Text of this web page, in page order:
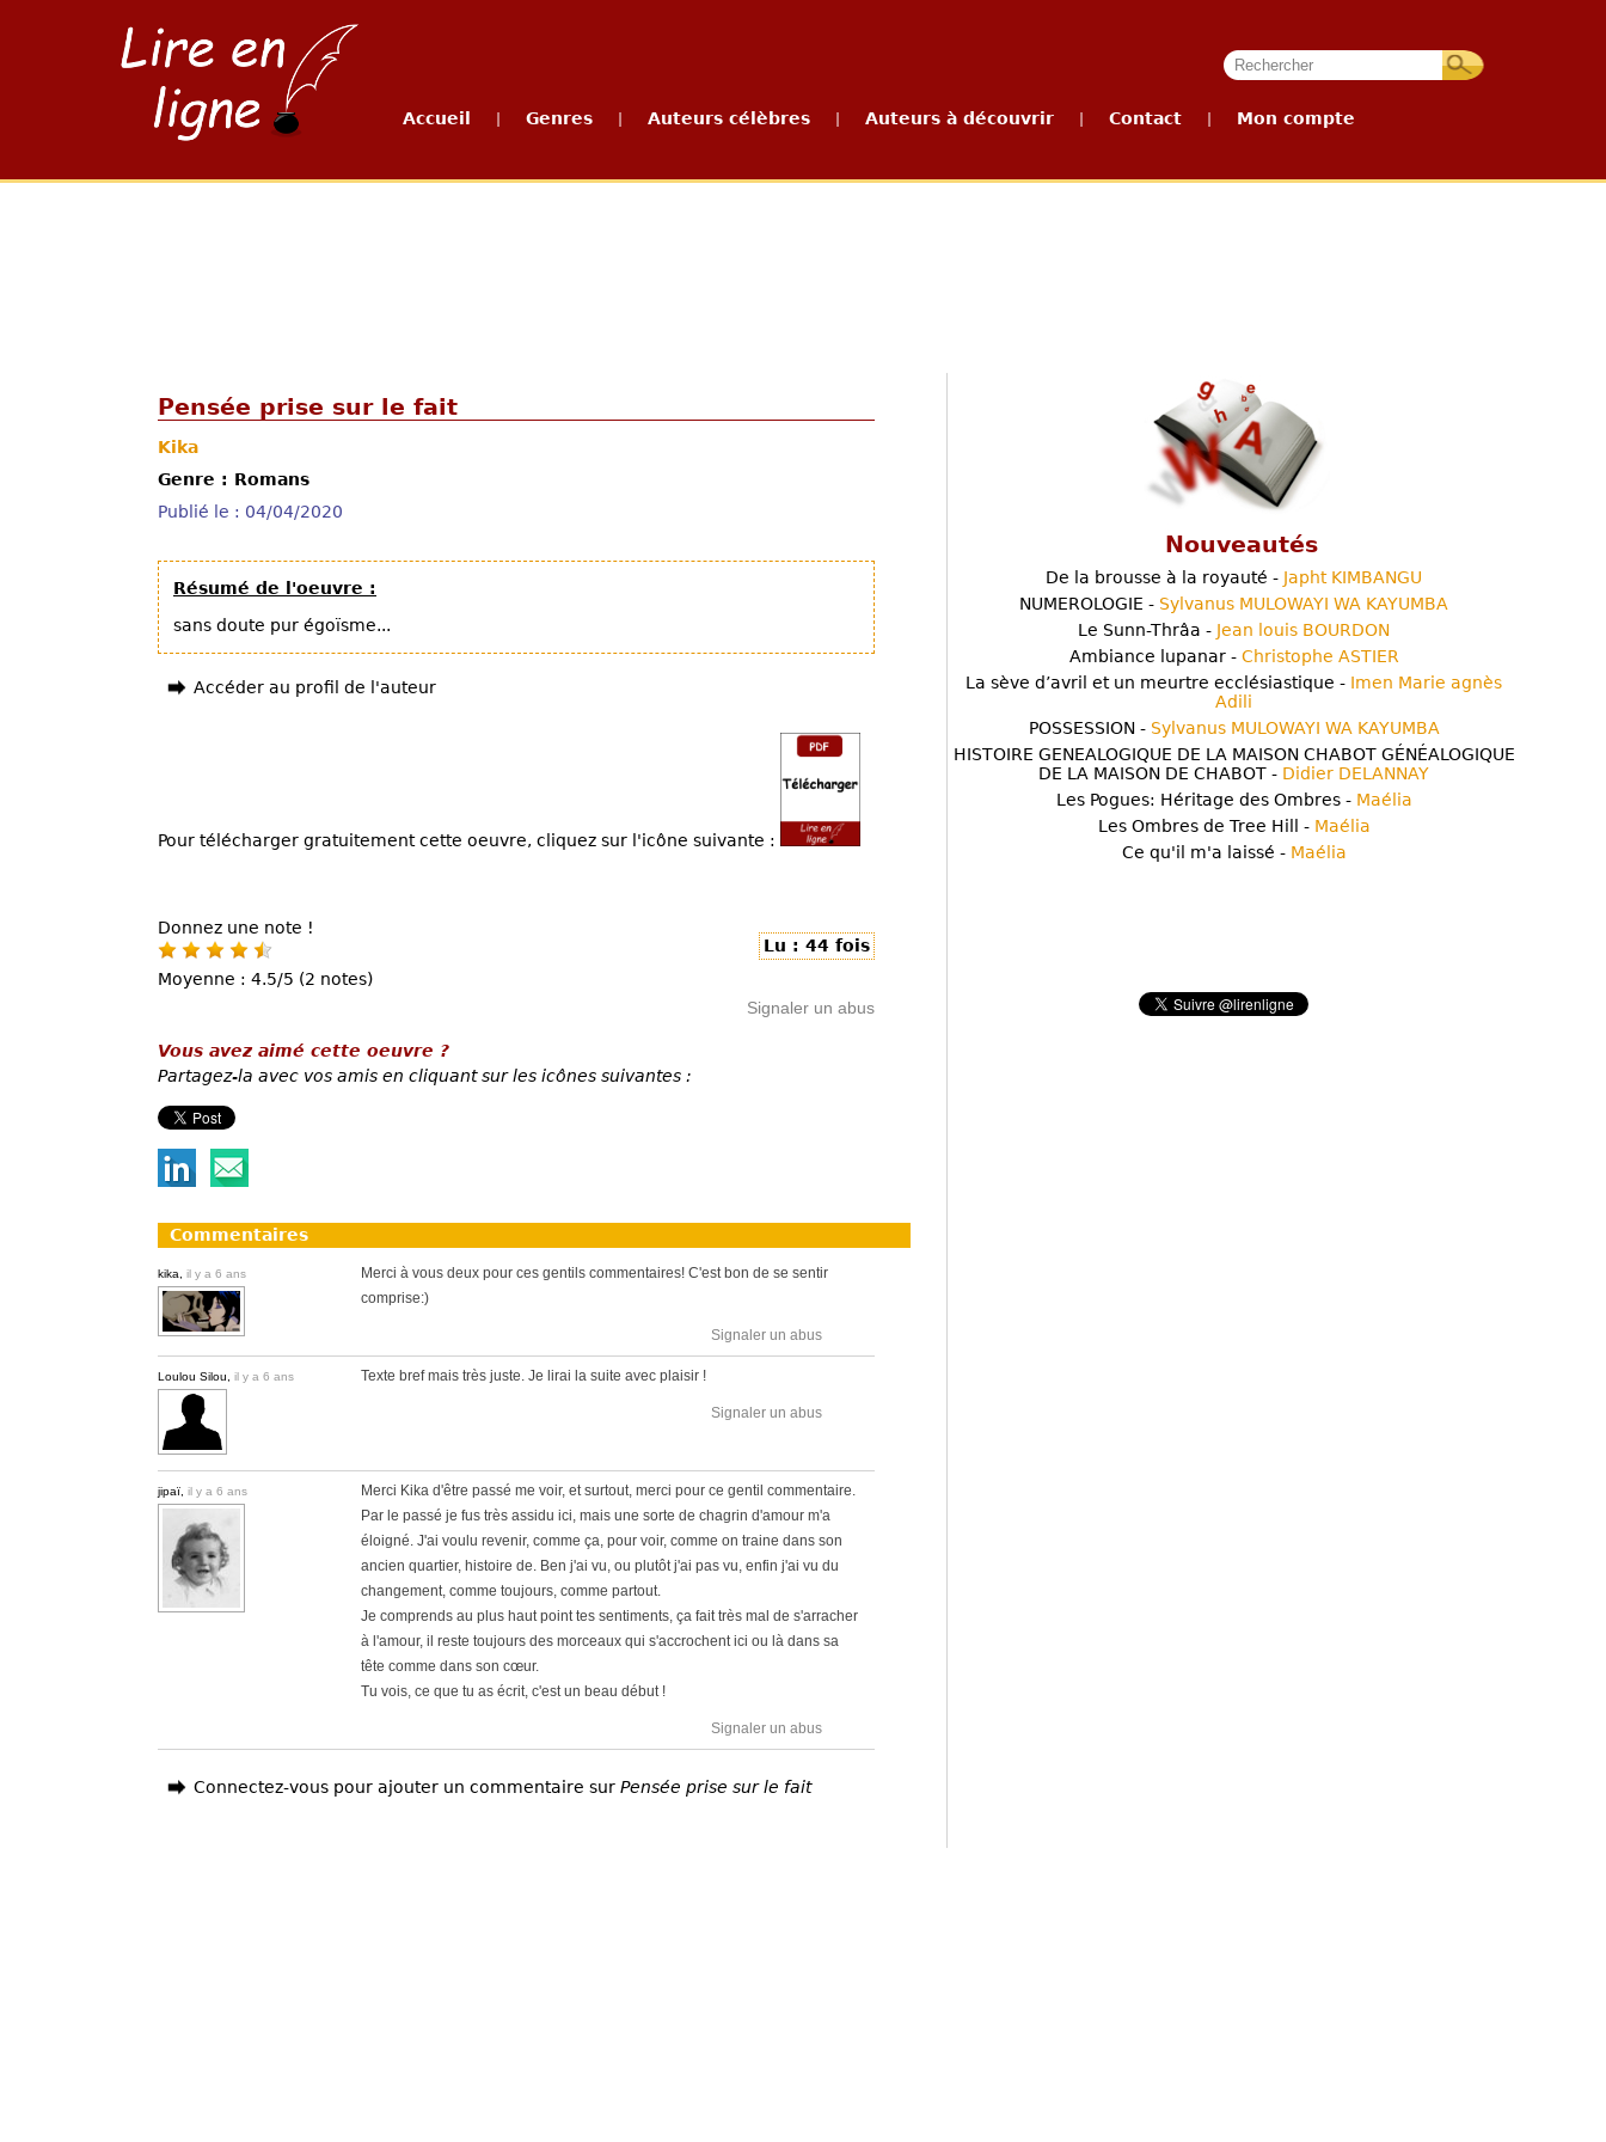
Accueil Genres Auteurs célèbres Auteurs à découvrir Contact Mon compte
Pensée prise sur le fait
Kika
Genre : Romans
Publié le : 04/04/2020
Résumé de l'oeuvre :
sans doute pur égoïsme...
Accéder au profil de l'auteur
Pour télécharger gratuitement cette oeuvre, cliquez sur l'icône suivante :
Donnez une note !
Moyenne : 4.5/5 (2 notes)
Lu : 44 fois
Signaler un abus
Vous avez aimé cette oeuvre ?
Partagez-la avec vos amis en cliquant sur les icônes suivantes :
Commentaires
kika, il y a 6 ans
Merci à vous deux pour ces gentils commentaires! C'est bon de se sentir
comprise:)
Signaler un abus
Loulou Silou, il y a 6 ans Texte bref mais très juste. Je lirai la suite avec plaisir !
Signaler un abus
jipaï, il y a 6 ans
Merci Kika d'être passé me voir, et surtout, merci pour ce gentil commentaire.
Par le passé je fus très assidu ici, mais une sorte de chagrin d'amour m'a
éloigné. J'ai voulu revenir, comme ça, pour voir, comme on traine dans son
ancien quartier, histoire de. Ben j'ai vu, ou plutôt j'ai pas vu, enfin j'ai vu du
changement, comme toujours, comme partout.
Je comprends au plus haut point tes sentiments, ça fait très mal de s'arracher
à l'amour, il reste toujours des morceaux qui s'accrochent ici ou là dans sa
tête comme dans son cœur.
Tu vois, ce que tu as écrit, c'est un beau début !
Signaler un abus
Connectez-vous pour ajouter un commentaire sur Pensée prise sur le fait
Nouveautés
De la brousse à la royauté - Japht KIMBANGU
NUMEROLOGIE - Sylvanus MULOWAYI WA KAYUMBA
Le Sunn-Thrâa - Jean louis BOURDON
Ambiance lupanar - Christophe ASTIER
La sève d’avril et un meurtre ecclésiastique - Imen Marie agnès
Adili
POSSESSION - Sylvanus MULOWAYI WA KAYUMBA
HISTOIRE GENEALOGIQUE DE LA MAISON CHABOT GÉNÉALOGIQUE
DE LA MAISON DE CHABOT - Didier DELANNAY
Les Pogues: Héritage des Ombres - Maélia
Les Ombres de Tree Hill - Maélia
Ce qu'il m'a laissé - Maélia